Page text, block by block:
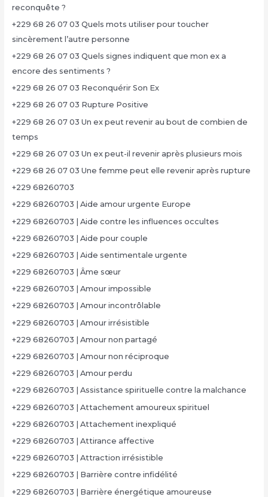
reconquête ?
+229 68 26 07 03 Quels mots utiliser pour toucher
sincèrement l’autre personne
+229 68 26 07 03 Quels signes indiquent que mon ex a
encore des sentiments ?
+229 68 26 07 03 Reconquérir Son Ex
+229 68 26 07 03 Rupture Positive
+229 68 26 07 03 Un ex peut revenir au bout de combien de
temps
+229 68 26 07 03 Un ex peut-il revenir après plusieurs mois
+229 68 26 07 03 Une femme peut elle revenir après rupture
+229 68260703
+229 68260703 | Aide amour urgente Europe
+229 68260703 | Aide contre les influences occultes
+229 68260703 | Aide pour couple
+229 68260703 | Aide sentimentale urgente
+229 68260703 | Âme sœur
+229 68260703 | Amour impossible
+229 68260703 | Amour incontrôlable
+229 68260703 | Amour irrésistible
+229 68260703 | Amour non partagé
+229 68260703 | Amour non réciproque
+229 68260703 | Amour perdu
+229 68260703 | Assistance spirituelle contre la malchance
+229 68260703 | Attachement amoureux spirituel
+229 68260703 | Attachement inexpliqué
+229 68260703 | Attirance affective
+229 68260703 | Attraction irrésistible
+229 68260703 | Barrière contre infidélité
+229 68260703 | Barrière énergétique amoureuse